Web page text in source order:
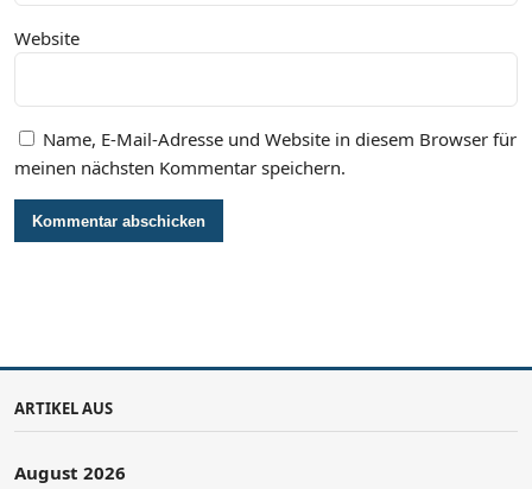
Website
Name, E-Mail-Adresse und Website in diesem Browser für
meinen nächsten Kommentar speichern.
ARTIKEL AUS
August 2026